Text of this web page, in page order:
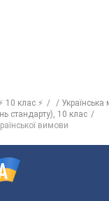
10 клас ⚡
стандарту), 10 клас
вимови